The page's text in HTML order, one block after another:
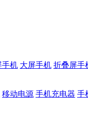
手机 大屏手机 折叠屏手
移动电源 手机充电器 手